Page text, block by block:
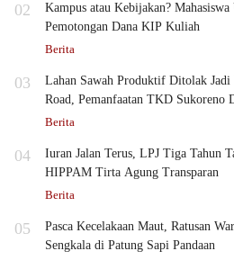
02
Kampus atau Kebijakan?
Pemotongan Dana KIP Kuliah
Berita
03
Lahan Sawah Produktif Ditolak
Road, Pemanfaatan TKD Sukoreno
Berita
04
Iuran Jalan Terus, LPJ Tiga Tahun
HIPPAM Tirta Agung Transparan
Berita
05
Pasca Kecelakaan Maut, Ratusan
Sengkala di Patung Sapi Pandaan